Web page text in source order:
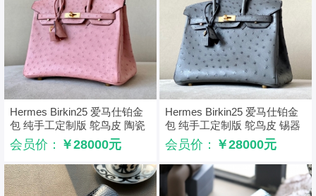
Hermes Birkin25 爱马仕铂金
包 纯手工定制版 鸵鸟皮 陶瓷
粉
会员价： ￥28000元
Hermes Birkin25 爱马仕铂金
包 纯手工定制版 鸵鸟皮 锡器
灰
会员价： ￥28000元